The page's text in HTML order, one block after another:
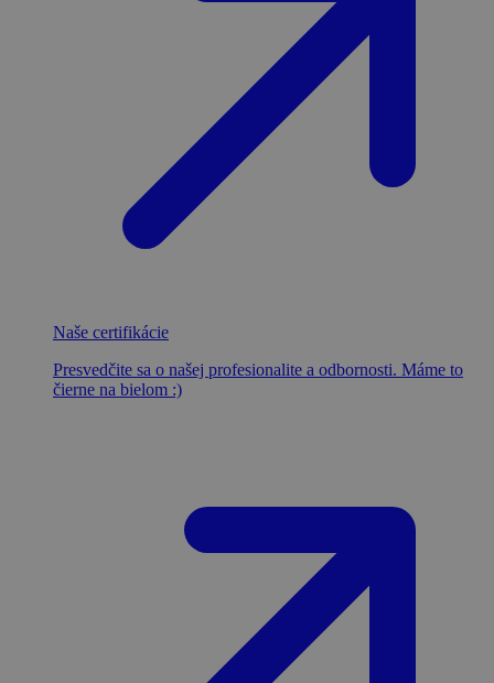
Naše certifikácie
Presvedčite sa o našej profesionalite a odbornosti. Máme to
čierne na bielom :)